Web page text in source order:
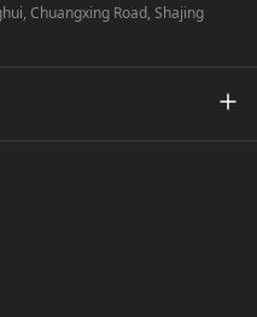
Chuangxing Road, Shajing